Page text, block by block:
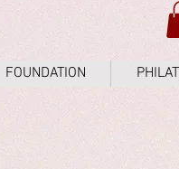
FOUNDATION